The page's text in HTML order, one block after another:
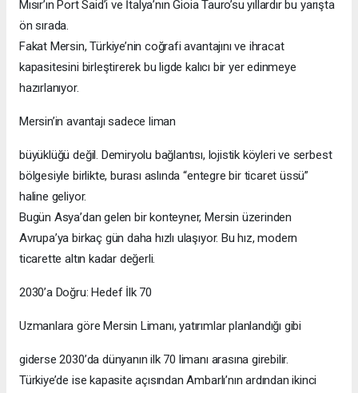
Mısır’ın Port Said’i ve İtalya’nın Gioia Tauro’su yıllardır bu yarışta
ön sırada.
Fakat Mersin, Türkiye’nin coğrafi avantajını ve ihracat
kapasitesini birleştirerek bu ligde kalıcı bir yer edinmeye
hazırlanıyor.
Mersin’in avantajı sadece liman
büyüklüğü değil. Demiryolu bağlantısı, lojistik köyleri ve serbest
bölgesiyle birlikte, burası aslında “entegre bir ticaret üssü”
haline geliyor.
Bugün Asya’dan gelen bir konteyner, Mersin üzerinden
Avrupa’ya birkaç gün daha hızlı ulaşıyor. Bu hız, modern
ticarette altın kadar değerli.
2030’a Doğru: Hedef İlk 70
Uzmanlara göre Mersin Limanı, yatırımlar planlandığı gibi
giderse 2030’da dünyanın ilk 70 limanı arasına girebilir.
Türkiye’de ise kapasite açısından Ambarlı’nın ardından ikinci